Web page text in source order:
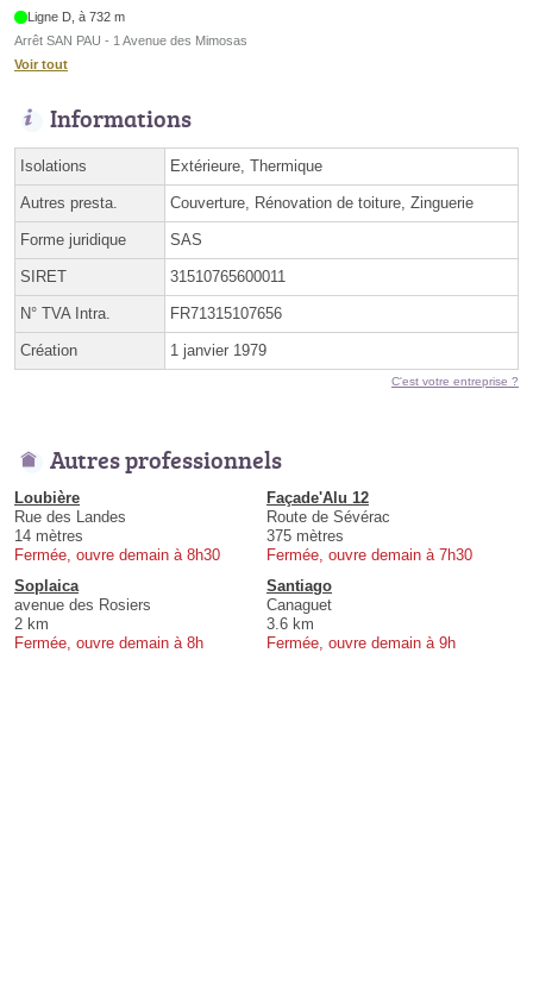
Ligne D, à 732 m
Arrêt SAN PAU - 1 Avenue des Mimosas
Voir tout
Informations
Isolations Extérieure, Thermique
Autres presta. Couverture, Rénovation de toiture, Zinguerie
Forme juridique SAS
SIRET 31510765600011
N° TVA Intra. FR71315107656
Création 1 janvier 1979
C'est votre entreprise ?
Autres professionnels
Loubière
Rue des Landes
14 mètres
Fermée, ouvre demain à 8h30
Façade'Alu 12
Route de Sévérac
375 mètres
Fermée, ouvre demain à 7h30
Soplaica
avenue des Rosiers
2 km
Fermée, ouvre demain à 8h
Santiago
Canaguet
3.6 km
Fermée, ouvre demain à 9h